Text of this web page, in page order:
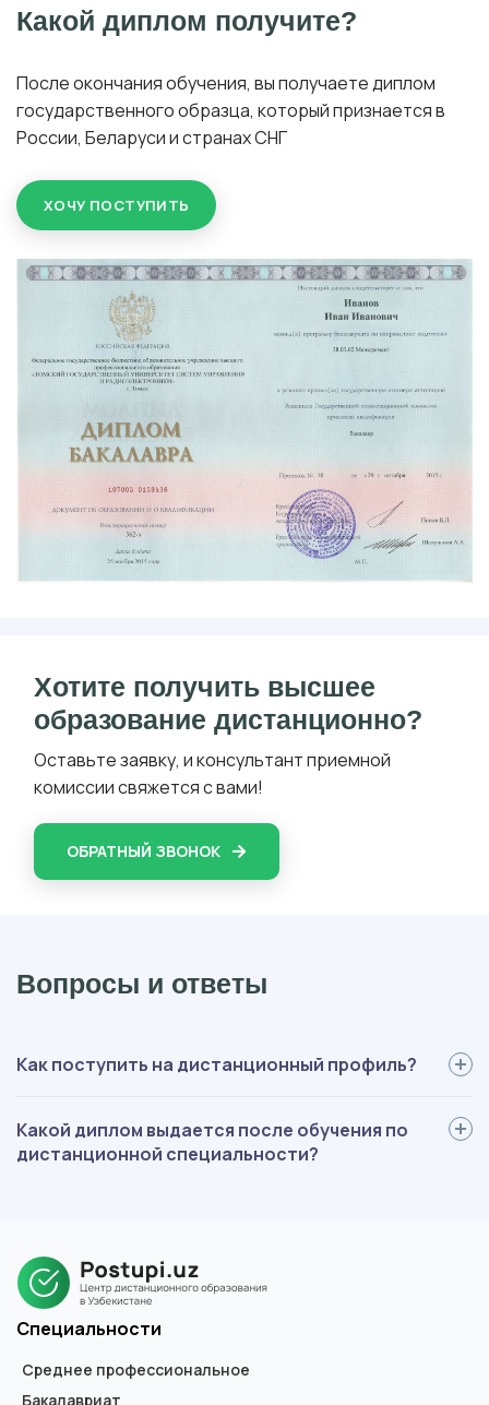
Какой диплом получите?
После окончания обучения, вы получаете диплом
государственного образца, который признается в
России, Беларуси и странах СНГ
ХОЧУ ПОСТУПИТЬ
Хотите получить высшее
образование дистанционно?
Оставьте заявку, и консультант приемной
комиссии свяжется с вами!
ОБРАТНЫЙ ЗВОНОК
Вопросы и ответы
Как поступить на дистанционный профиль?
Для поступления вам нужно: определиться со специальностью,
выслать нам документы, пройти вступительные испытания,
Какой диплом выдается после обучения по
дистанционной специальности?
магистра. В дипломе не указывается форма обучения.
Специальности
Среднее профессиональное
Бакалавриат